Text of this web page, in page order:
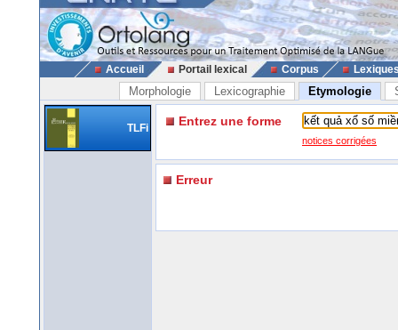
Accueil Portail lexical Corpus
Morphologie Lexicographie Etymologie
TLFi Entrez une forme
notices corrigées
Erreur